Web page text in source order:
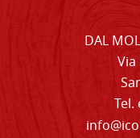
DAL
Tel.